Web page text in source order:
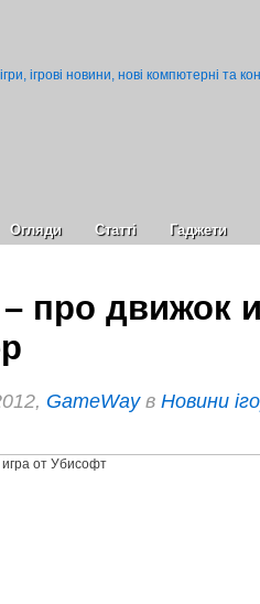
Огляди Статті Гаджети
про движок
GameWayв Новини